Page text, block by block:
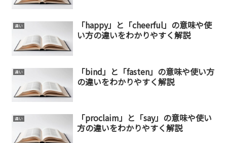
違い
「happy」と「cheerful」の意味や使
い方の違いをわかりやすく解説
違い
「bind」と「fasten」の意味や使い方
の違いをわかりやすく解説
違い
「proclaim」と「say」の意味や使い
方の違いをわかりやすく解説